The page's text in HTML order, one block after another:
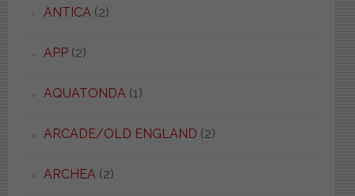
ANTICA(2)
APP(2)
AQUATONDA(1)
ARCADE/OLD ENGLAND (2)
ARCHEA(2)